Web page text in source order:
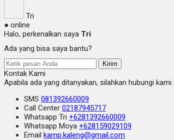
Tri
● online
Halo, perkenalkan saya Tri
Ada yang bisa saya bantu?
Kirim
Kontak Kami
Apabila ada yang ditanyakan, silahkan hubungi
SMS 081392660009
Call Center 02187945717
Whatsapp Tri +6281392660009
Whatsapp Moya +628159029109
Email kamp.kaleng@gmail.com